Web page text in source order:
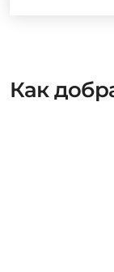
Как